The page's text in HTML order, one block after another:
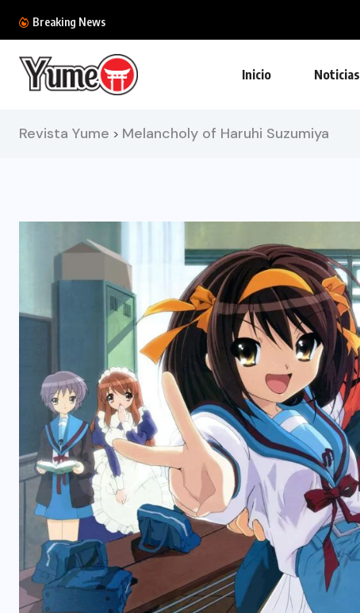
Breaking News
Inicio Noticias
Revista Yume > Melancholy of Haruhi Suzumiya